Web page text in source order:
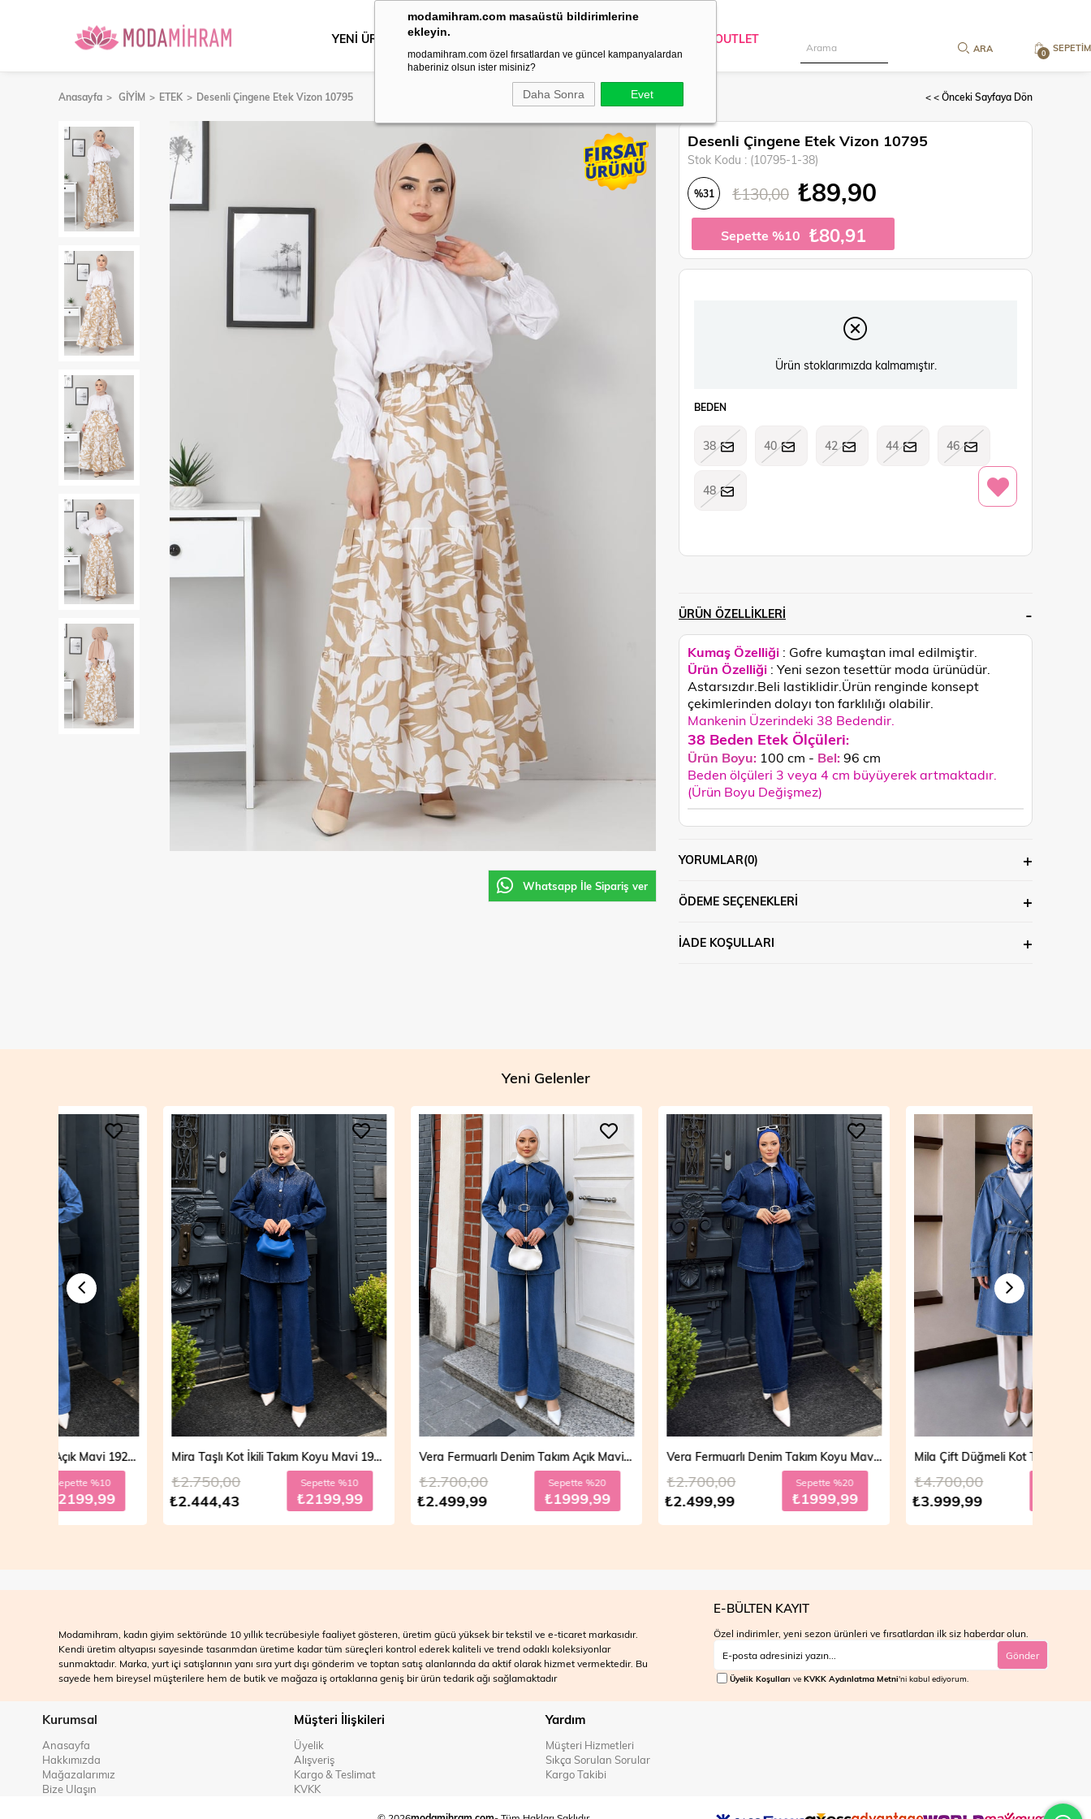
modamihram.com masaüstü bildirimlerine
ekleyin.
modamihram.com özel fırsatlardan ve güncel kampanyalardan
haberiniz olsun ister misiniz?
Daha Sonra Evet
SEPETIM
0
YENİ ÜRÜNLER DIŞ GİYİM OUTLET
Anasayfa GİYİM ETEK Desenli Çingene Etek Vizon 10795 < < Önceki Sayfaya Dön
Whatsapp İle Sipariş ver
Desenli Çingene Etek Vizon 10795
Stok Kodu (10795-1-38)
%31 ₺130,00 ₺89,90
Sepette %10 ₺80,91
Ürün stoklarımızda kalmamıştır.
BEDEN
38 40 42 44 46
48
ÜRÜN ÖZELLIKLERI
Kumaş Özelliği : Gofre kumaştan imal edilmiştir.
Ürün Özelliği : Yeni sezon tesettür moda ürünüdür.
Astarsızdır.Beli lastiklidir. Ürün renginde konsept
çekimlerinden dolayı ton farklılığı olabilir.
Mankenin Üzerindeki 38 Bedendir.
38 Beden Etek Ölçüleri:
Ürün Boyu: 100 cm - Bel:96 cm
Beden ölçüleri 3 veya 4 cm büyüyerek artmaktadır.
(Ürün Boyu Değişmez)
YORUMLAR(0)
ÖDEME SEÇENEKLERI
İADE KOŞULLARI
Yeni Gelenler
Mira Taşlı Kot İkili Takım Koyu Mavi 19286
₺2.444,43
₺2.750,00 Sepette %10
₺2199,99
Vera Fermuarlı Denim Takım Açık Mavi 19298
₺2.499,99
₺2.700,00 Sepette %20
₺1999,99
Vera Fermuarlı Denim Takım Koyu Mavi 19298
₺2.499,99
₺2.700,00 Sepette %20
₺1999,99
Mila Çift Düğmeli Kot Trençkot Açık Mavi 19290
₺3.999,99
₺4.700,00 Sepette %30
₺2799,99
Modamihram, kadın giyim sektöründe 10 yıllık tecrübesiyle faaliyet gösteren, üretim gücü yüksek bir tekstil ve e-ticaret markasıdır.
Kendi üretim altyapısı sayesinde tasarımdan üretime kadar tüm süreçleri kontrol ederek kaliteli ve trend odaklı koleksiyonlar
sunmaktadır. Marka, yurt içi satışlarının yanı sıra yurt dışı gönderim ve toptan satış alanlarında da aktif olarak hizmet vermektedir. Bu
sayede hem bireysel müşterilere hem de butik ve mağaza iş ortaklarına geniş bir ürün tedarik ağı sağlamaktadır
E-BÜLTEN KAYIT
Özel indirimler, yeni sezon ürünleri ve fırsatlardan ilk siz haberdar olun.
Gönder
Üyelik Koşulları ve KVKK Aydınlatma Metni'ni kabul ediyorum.
Kurumsal
Anasayfa
Hakkımızda
Mağazalarımız
Bize Ulaşın
Müşteri İlişkileri
Üyelik
Alışveriş
Kargo & Teslimat
KVKK
Yardım
Müşteri Hizmetleri
Sıkça Sorulan Sorular
Kargo Takibi